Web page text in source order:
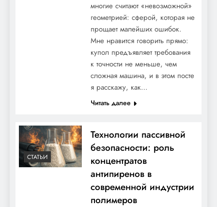
многие считают «невозможной»
геометрией: сферой, которая не
прощает малейших ошибок.
Мне нравится говорить прямо:
купол предъявляет требования
к точности не меньше, чем
сложная машина, и в этом посте
я расскажу, как…
Читать далее
СТАТЬИ
Технологии пассивной
безопасности: роль
концентратов
антипиренов в
современной индустрии
полимеров